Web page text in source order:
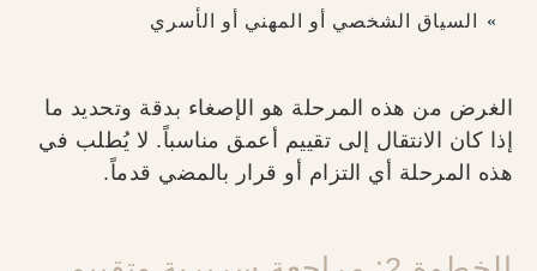
السياق الشخصي أو المهني أو الأسري
الغرض من هذه المرحلة هو الإصغاء بدقة وتحديد ما
إذا كان الانتقال إلى تقييم أعمق مناسباً. لا يُطلب في
هذه المرحلة أي التزام أو قرار بالمضي قدماً.